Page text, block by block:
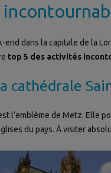
end dans la capitale de la
top 5 des activités
cathédrale
l’emblème de Metz. Elle
du pays. À visiter